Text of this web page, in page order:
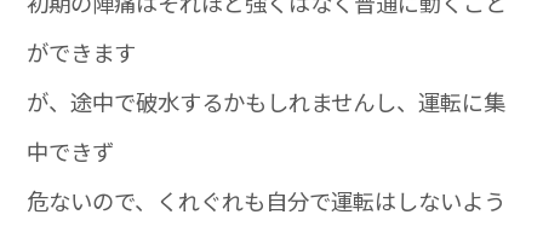
ができます
が、途中で破水するかもしれませんし、運転に集
中できず
危ないので、くれぐれも自分で運転はしないよう